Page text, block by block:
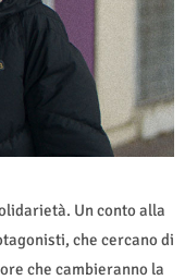
Un conto alla
che cercano di
che cambieranno la